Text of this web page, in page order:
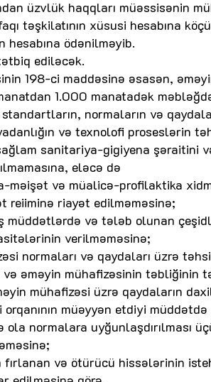
üzvlük haqqları müəssisənin
təşkilatının xüsusi hesabına
ödənilməyib.
ediləcək.
198-ci maddəsinə əsasən,
1.000 manatadək
normaların və
və texnolofi proseslərin
sanitariya-gigiyena şəraitini
eləcə də
məişət və müalicə-profilaktika
reiiminə riayət edilməməsinə;
müddətlərdə və tələb olunan
verilməməsinə;
normaları və qaydaları üzrə
və əməyin mühafizəsinin təbliğinin
mühafizəsi üzrə qaydaların
müəyyən etdiyi
ola normalara uyğunlaşdırılması
fırlanan və ötürücü hissələrinin